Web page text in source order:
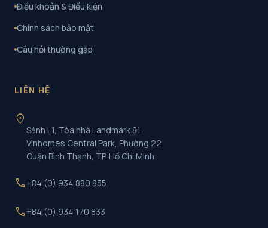
Điều khoản & Điều kiện
Chính sách bảo mật
Câu hỏi thường gặp
LIÊN HỆ
location_on
Sảnh L1, Tòa nhà Landmark 81
Vinhomes Central Park, Phường 22
Quận Bình Thạnh, TP. Hồ Chí Minh
call +84 (0) 934 880 855
call +84 (0) 934 170 833